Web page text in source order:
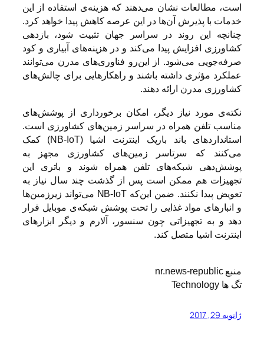
است، مطالعات نشان می‌دهند که هزینه‌ی استفاده از این
خدمات با پذیرش آن‌ها در این عرصه کاهش پیدا خواهد کرد.
چنانچه این روند در سراسر جهان تثبیت شود، بازدهی
کشاورزی افزایش پیدا می‌کند و در هزینه‌های آبیاری و کود
صرفه‌جویی می‌شود. از این‌رو فناوری‌های مدرن می‌توانند
عملکرد مؤثری داشته باشند و راهکارهایی برای چالش‌های
کشاورزی مدرن ارائه دهند.
نکته‌ی مورد نیاز دیگر، امکان برخورداری از پوشش‌های
مناسب تلفن همراه در سراسر زمین‌های کشاورزی است.
استانداردهای باند باریک اینترنت اشیا (NB-IoT) کمک
می‌کنند که سرتا‌سر زمین‌های کشاورزی مجهز به
پوشش‌دهی شبکه‌های تلفن همراه شوند و باتری این
تجهیزات هم ممکن است پس از گذشت چند سال نیاز به
تعویض پیدا نکنند. ضمن این‌که NB-IoT می‌تواند زیرزمین‌ها
و انبارهای مواد غذایی را تحت پوشش شبکه‌ی موبایل قرار
دهد و به تجهیزاتی چون سنسور، آلارم و دیگر ابزارهای
اینترنت اشیا متصل کند.
منبع nr.news-republic
تگ ها Technology
ژانویه 29, 2017